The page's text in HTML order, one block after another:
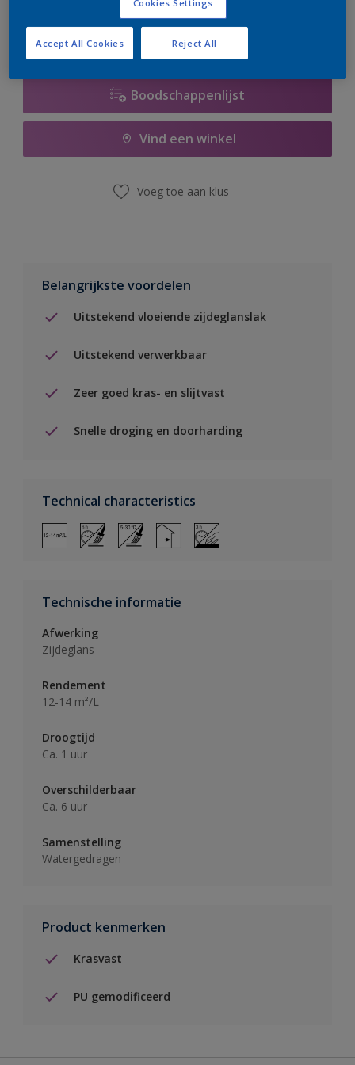
Boodschappenlijst
Vind een winkel
Voeg toe aan klus
Belangrijkste voordelen
Uitstekend vloeiende zijdeglanslak
Uitstekend verwerkbaar
Zeer goed kras- en slijtvast
Snelle droging en doorharding
Technical characteristics
Technische informatie
Afwerking
Zijdeglans
Rendement
12-14 m²/L
Droogtijd
Ca. 1 uur
Overschilderbaar
Ca. 6 uur
Samenstelling
Watergedragen
Product kenmerken
Krasvast
PU gemodificeerd
Cookies Settings
Reject All
Accept All Cookies